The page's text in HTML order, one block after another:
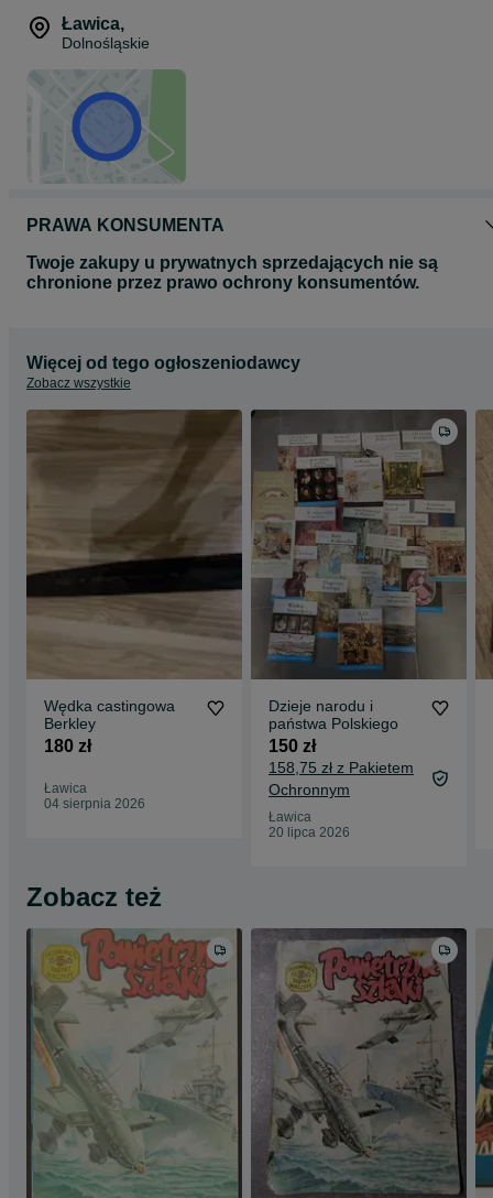
Ławica,
Dolnośląskie
PRAWA KONSUMENTA
Twoje zakupy u prywatnych sprzedających nie są
chronione przez prawo ochrony konsumentów.
Więcej od tego ogłoszeniodawcy
Zobacz wszystkie
Wędka castingowa
Berkley
180 zł
Ławica
04 sierpnia 2026
Dzieje narodu i
państwa Polskiego
150 zł
158,75 zł z Pakietem
Ochronnym
Ławica
20 lipca 2026
Zobacz też